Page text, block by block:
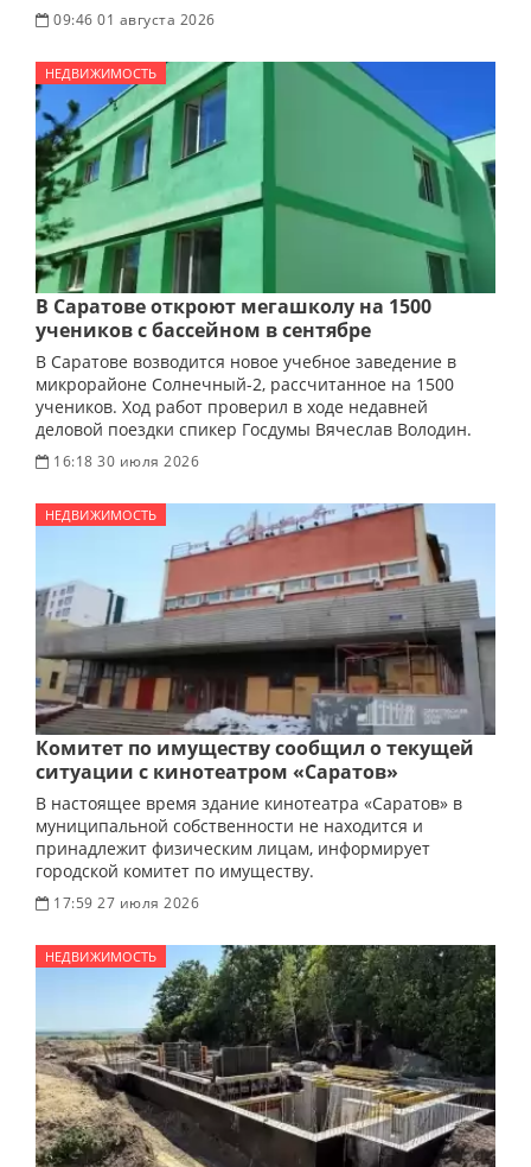
09:46 01 августа 2026
НЕДВИЖИМОСТЬ
В Саратове откроют мегашколу на 1500
учеников с бассейном в сентябре
В Саратове возводится новое учебное заведение в
микрорайоне Солнечный-2, рассчитанное на 1500
учеников. Ход работ проверил в ходе недавней
деловой поездки спикер Госдумы Вячеслав Володин.
16:18 30 июля 2026
НЕДВИЖИМОСТЬ
Комитет по имуществу сообщил о текущей
ситуации с кинотеатром «Саратов»
В настоящее время здание кинотеатра «Саратов» в
муниципальной собственности не находится и
принадлежит физическим лицам, информирует
городской комитет по имуществу.
17:59 27 июля 2026
НЕДВИЖИМОСТЬ